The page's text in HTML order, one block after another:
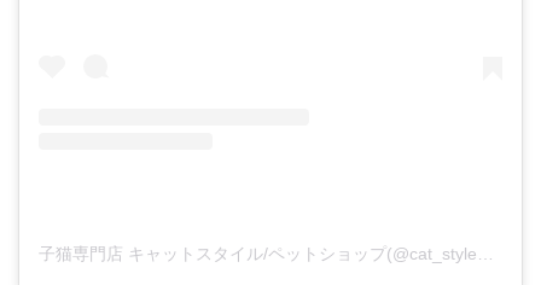
子猫専門店 キャットスタイル/ペットショップ(@cat_style_2021)がシェアした投稿